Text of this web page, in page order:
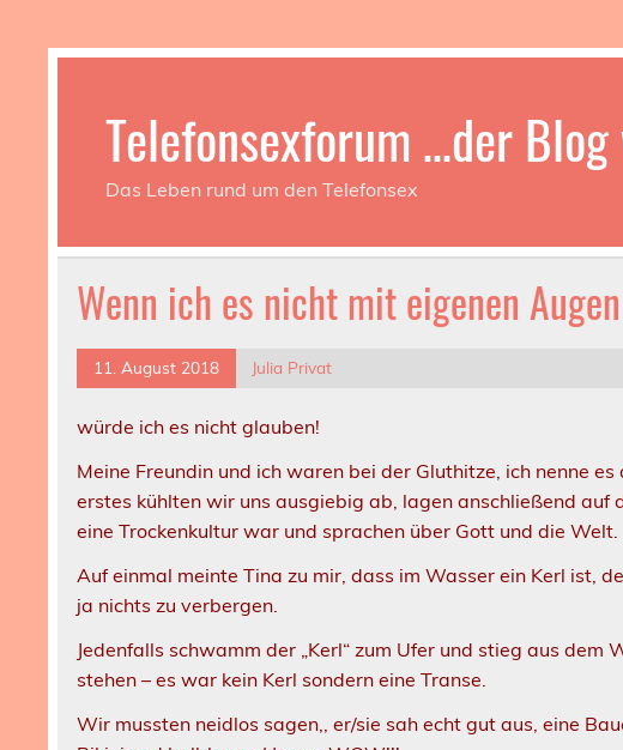
Telefonsexforum …der
Das Leben rund um den Telefonsex
Wenn ich es nicht mit eigenen
11. August 2018 Julia Privat
würde ich es nicht glauben!
Meine Freundin und ich waren bei der Gluthitze, ich nenne
erstes kühlten wir uns ausgiebig ab, lagen anschließend auf
eine Trockenkultur war und sprachen über Gott und die Welt.
Auf einmal meinte Tina zu mir, dass im Wasser ein Kerl ist,
ja nichts zu verbergen.
Jedenfalls schwamm der „Kerl“ zum Ufer und stieg aus dem
stehen – es war kein Kerl sondern eine Transe.
Wir mussten neidlos sagen,, er/sie sah echt gut aus, eine